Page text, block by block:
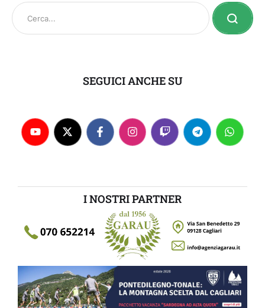
SEGUICI ANCHE SU
I NOSTRI PARTNER